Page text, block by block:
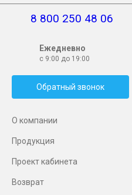
О компании
Продукция
Проект кабинета
Возврат
8 800 250 48 06
Ежедневно
с 9:00 до 19:00
Обратный звонок